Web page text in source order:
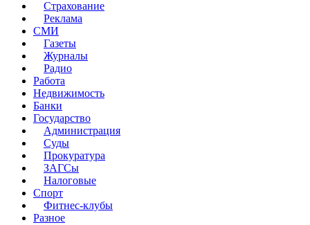
Страхование
Реклама
СМИ
Газеты
Журналы
Радио
Работа
Недвижимость
Банки
Государство
Администрация
Суды
Прокуратура
ЗАГСы
Налоговые
Спорт
Фитнес-клубы
Разное